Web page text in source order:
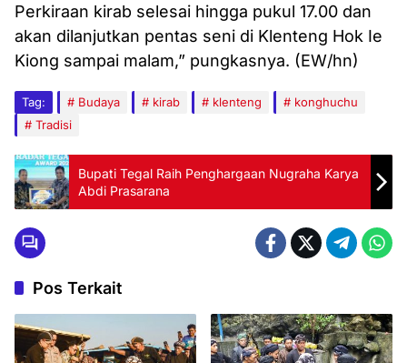
Perkiraan kirab selesai hingga pukul 17.00 dan
akan dilanjutkan pentas seni di Klenteng Hok Ie
Kiong sampai malam,” pungkasnya. (EW/hn)
Tag: Budaya kirab klenteng
konghuchu
Tradisi
Bupati Tegal Raih Penghargaan Nugraha Karya
Abdi Prasarana
Pos Terkait